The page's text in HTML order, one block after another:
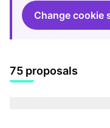
Change cookie
75 proposals